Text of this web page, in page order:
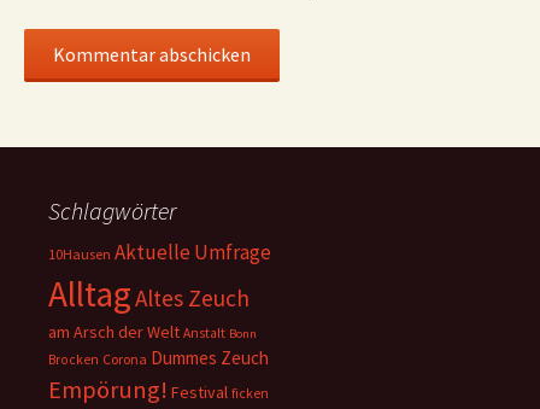
Schlagwörter
10Hausen Aktuelle Umfrage
AlltagAltes Zeuch
am Arsch der Welt Anstalt Bonn
Brocken Corona Dummes Zeuch
Empörung! Festival ficken